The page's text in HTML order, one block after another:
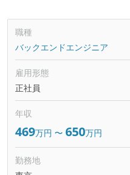
職種
バックエンドエンジニア
雇用形態
正社員
年収
469万円 〜 650万円
勤務地